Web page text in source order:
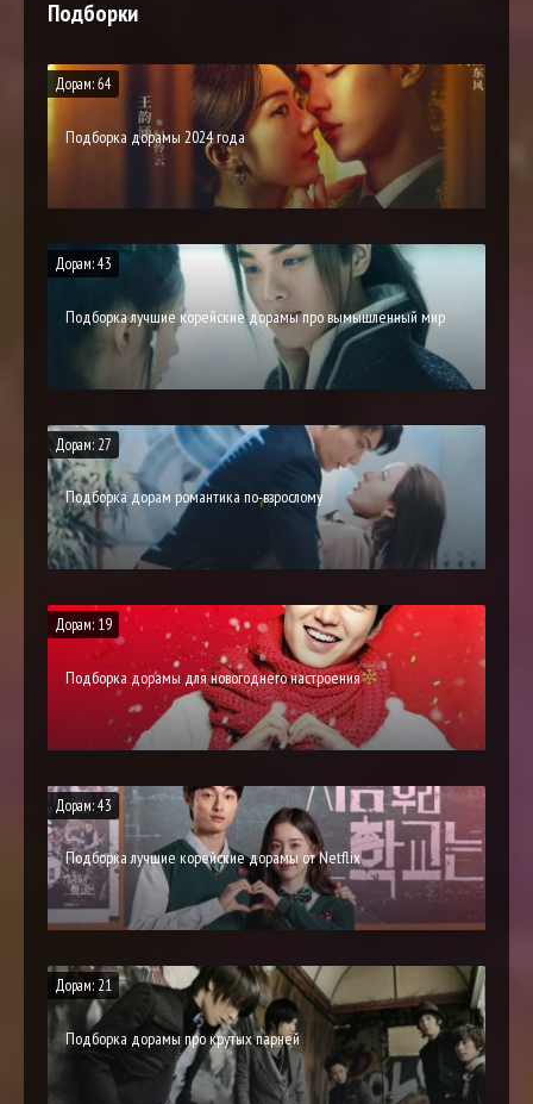
Подборки
Дорам: 64
Подборка дорамы 2024 года
Дорам: 43
Подборка лучшие корейские дорамы про вымышленный мир
Дорам: 27
Подборка дорам романтика по-взрослому
Дорам: 19
Подборка дорамы для новогоднего настроения
Дорам: 43
Подборка лучшие корейские дорамы от Netflix
Дорам: 21
Подборка дорамы про крутых парней